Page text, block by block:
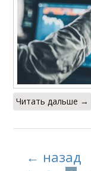
Читать дальше →
← назад